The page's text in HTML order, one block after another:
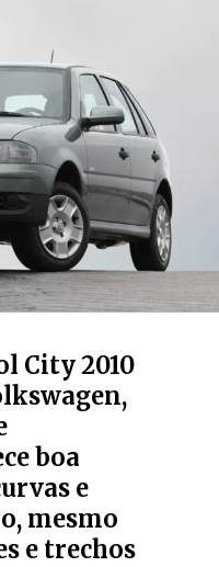
City 2010
boa
e
mesmo
e trechos